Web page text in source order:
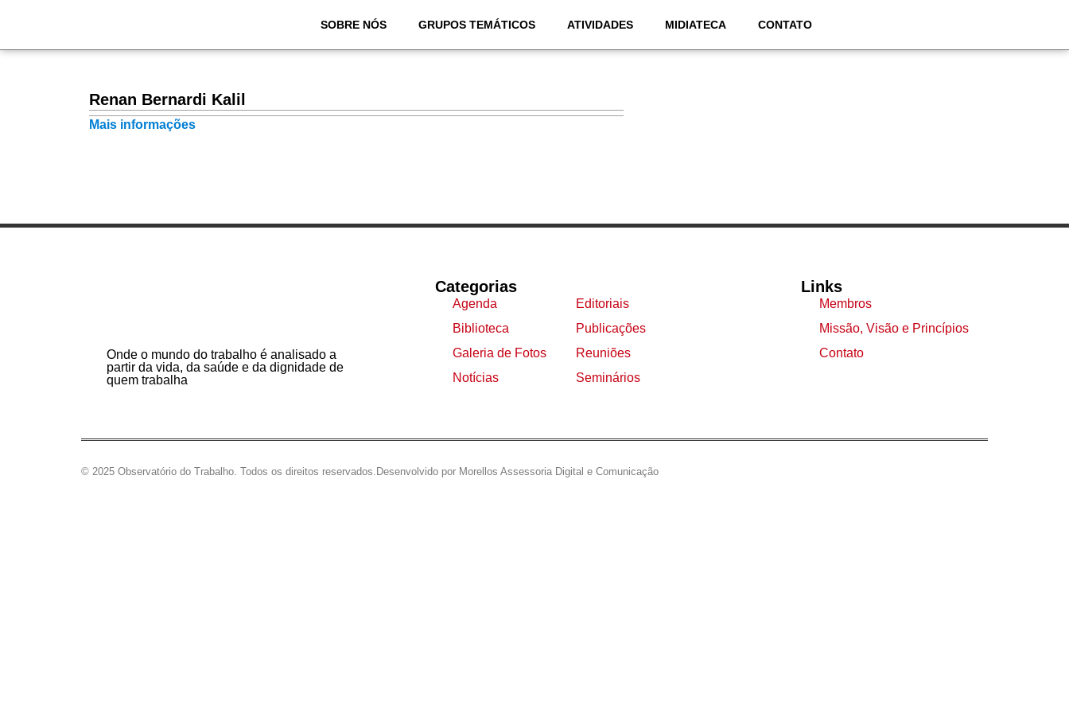
SOBRE NÓS GRUPOS TEMÁTICOS ATIVIDADES MIDIATECA CONTATO
Renan Bernardi Kalil
Mais informações
Onde o mundo do trabalho é analisado a
partir da vida, da saúde e da dignidade de
quem trabalha
Categorias
Agenda
Biblioteca
Galeria de Fotos
Notícias
Editoriais
Publicações
Reuniões
Seminários
Links
Membros
Missão, Visão e Princípios
Contato
© 2025 Observatório do Trabalho. Todos os direitos reservados. Desenvolvido por Morellos Assessoria Digital e Comunicação